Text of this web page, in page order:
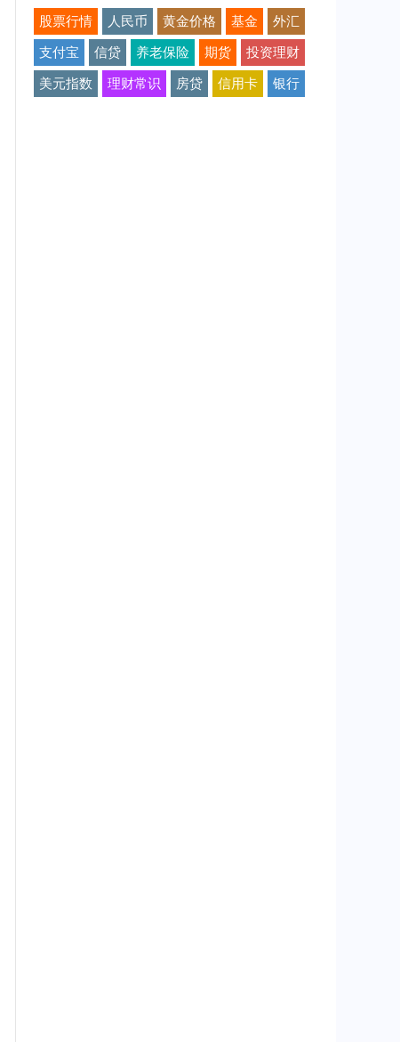
股票行情 人民币 黄金价格 基金 外汇
支付宝 信贷 养老保险 期货 投资理财
美元指数 理财常识 房贷 信用卡 银行